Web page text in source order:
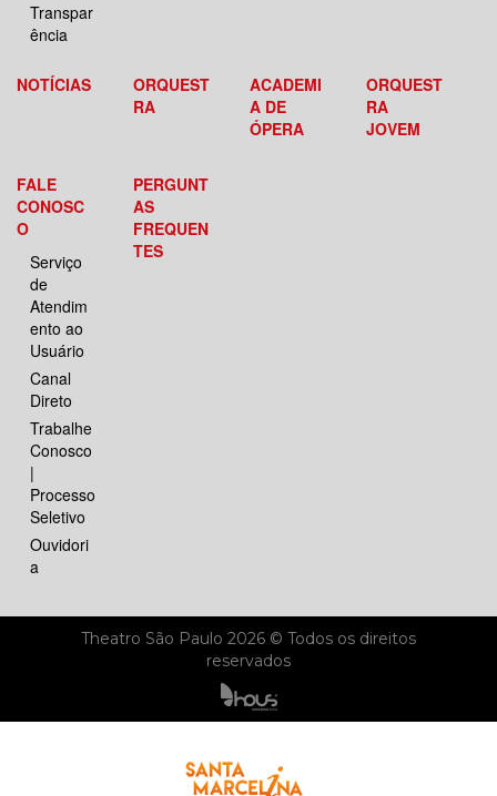
Transpar
ência
NOTÍCIAS
ORQUEST
RA
ACADEMI
A DE
ÓPERA
ORQUEST
RA
JOVEM
FALE
CONOSC
O
Serviço
de
Atendim
ento ao
Usuário
Canal
Direto
Trabalhe
Conosco
|
Processo
Seletivo
Ouvidori
a
PERGUNT
AS
FREQUEN
TES
Theatro São Paulo 2026 © Todos os direitos
reservados